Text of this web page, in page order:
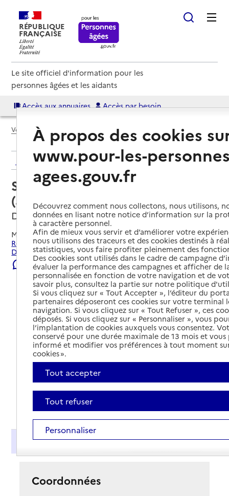
RÉPUBLIQUE
FRANÇAISE
Le site officiel d'information pour les
personnes âgées et les aidants
Accès aux annuaires Accès par besoin
Voir le fil d’Ariane
Retour aux résultats de l'annuaire
Service autonomie à domicile
(aide) – DS Home'service
Doullens, SOMME
Mis à jour le04/08/2026
Rechercher les établissements et services autour de
Doullens.
Signaler une erreur
Présentation
Coordonnées
À propos des cookies
www.pour-les-
agees.gouv.fr
Découvrez comment nous collectons, nous utilisons,
données en lisant notre notice d’information sur la
à caractère personnel.
Afin de mieux vous servir et d’améliorer votre
nous utilisons des traceurs et des cookies destinés à
statistiques, vous faire profiter pleinement des
Des cookies sont utilisés dans le cadre de campagne
évaluer la performance des campagnes et afficher de
personnalisée en fonction de votre navigation et de
savoir plus, consultez la partie sur notre politique
Si vous cliquez sur « Tout Accepter », l’éditeur du
partenaires déposeront ces cookies sur votre terminal
navigation. Si vous cliquez sur « Tout Refuser », ces
déposés. Si vous cliquez sur « Personnaliser », vous
l’implantation de cookies auxquels vous consentez.
conservé pour une durée maximale de 13 mois et
informé et modifier vos préférences à tout moment
cookies ».
Tout accepter
Tout refuser
Personnaliser